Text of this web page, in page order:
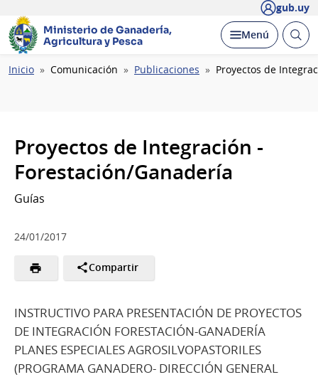
gub.uy
Ministerio de Ganadería,
Agricultura y Pesca
Desplegar
Menú Abrir
Ruta
Inicio Comunicación Publicaciones Proyectos de
Proyectos de Integración -
Forestación/Ganadería
Guías
24/01/2017
Compartir
INSTRUCTIVO PARA PRESENTACIÓN DE PROYECTOS
DE INTEGRACIÓN FORESTACIÓN-GANADERÍA
PLANES ESPECIALES AGROSILVOPASTORILES
(PROGRAMA GANADERO- DIRECCIÓN GENERAL